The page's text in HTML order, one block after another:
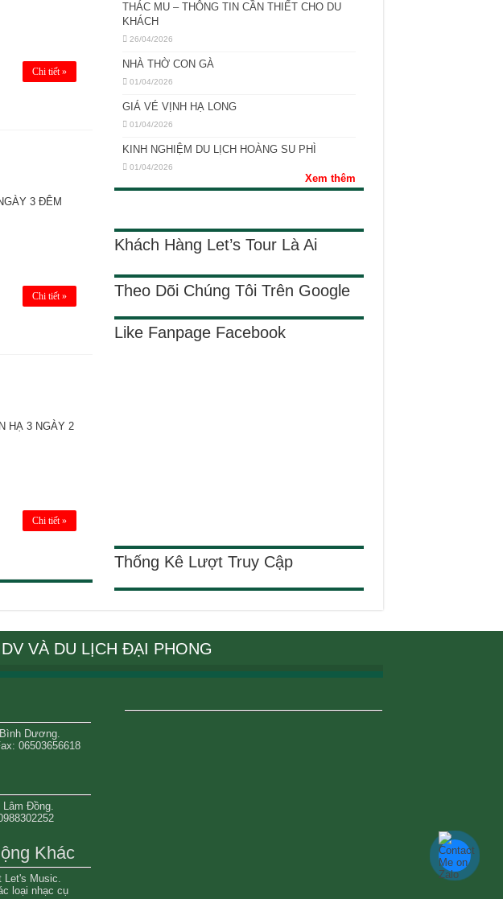
Chi tiết »
3 ĐÊM
Chi tiết »
HẠ 3 NGÀY 2
Chi tiết »
THÁC MU – THÔNG TIN CẦN THIẾT CHO DU
KHÁCH
26/04/2026
NHÀ THỜ CON GÀ
01/04/2026
GIÁ VÉ VỊNH HẠ LONG
01/04/2026
KINH NGHIỆM DU LỊCH HOÀNG SU PHÌ
01/04/2026
Xem thêm
Khách Hàng Let’s Tour Là Ai
Theo Dõi Chúng Tôi Trên Google
Like Fanpage Facebook
Thống Kê Lượt Truy Cập
VÀ DU LỊCH ĐẠI PHONG
Dương.
06503656618
Đồng.
Khác
Let's Music.
loại nhạc cụ